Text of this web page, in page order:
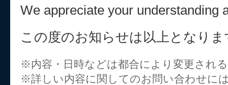
We appreciate your understanding
この度のお知らせは以上となりま
※内容・日時などは都合により変更され
※詳しい内容に関してのお問い合わせに